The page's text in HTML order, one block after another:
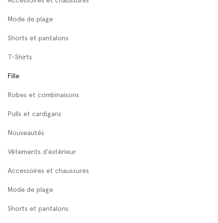
Mode de plage
Shorts et pantalons
T-Shirts
Fille
Robes et combinaisons
Pulls et cardigans
Nouveautés
Vêtements d'extérieur
Accessoires et chaussures
Mode de plage
Shorts et pantalons